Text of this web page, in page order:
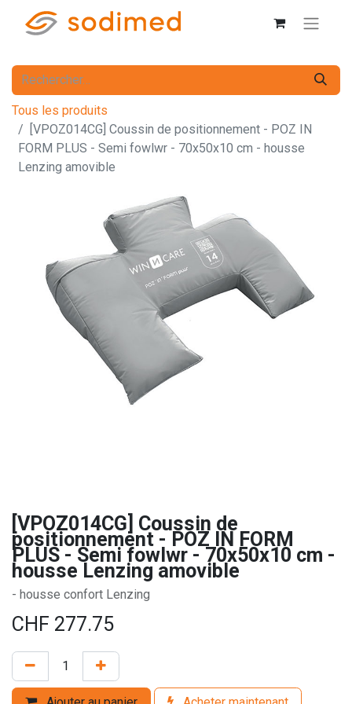
Tous les produits
[VPOZ014CG] Coussin de positionnement - POZ IN
FORM PLUS - Semi fowlwr - 70x50x10 cm - housse
Lenzing amovible
[VPOZ014CG] Coussin de
positionnement - POZ IN FORM
PLUS - Semi fowlwr - 70x50x10 cm -
housse Lenzing amovible
- housse confort Lenzing
CHF 277.75